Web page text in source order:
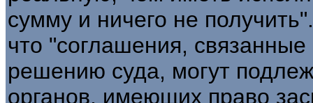
сумму и ничего не
что "соглашения,
решению суда, могут
органов, имеющих право